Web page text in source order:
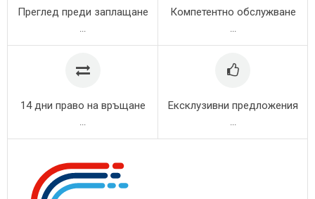
Преглед преди заплащане Компетентно обслужване
14 дни право на връщане Ексклузивни предложения